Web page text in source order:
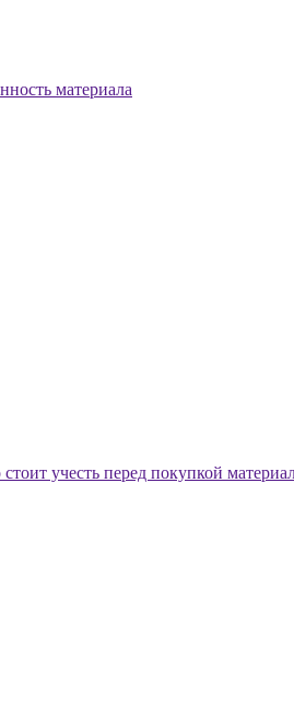
материала
учесть перед покупкой